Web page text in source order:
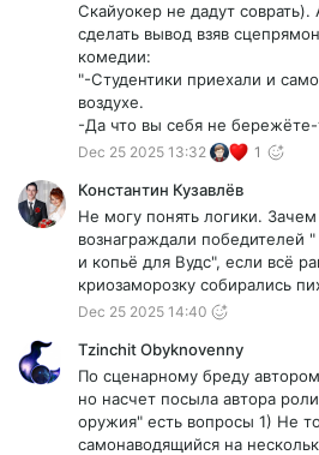
Скайуокер не дадут
сделать вывод взяв
комедии:
"-Студентики приехали и
воздухе.
-Да что вы себя не
Dec 25 2025 13:32 1
Константин Кузавлёв
Не могу понять логики.
вознаграждали победителей
и копьё для Вудс", если всё
криозаморозку собирались
Dec 25 2025 14:40
Tzinchit Obyknovenny
По сценарному бреду
но насчет посыла автора
оружия" есть вопросы 1) Не
самонаводящийся на